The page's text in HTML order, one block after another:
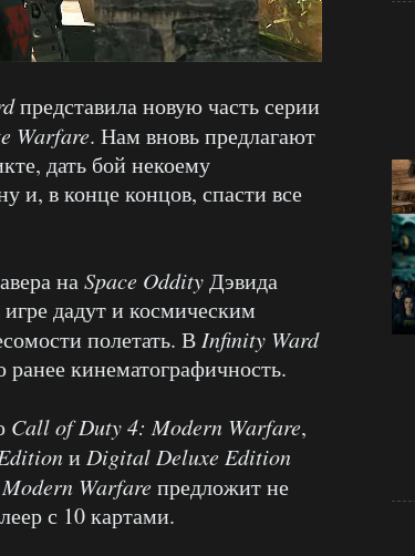
представила новую часть серии
Warfare. Нам вновь предлагают
дать бой некоему
и, в конце концов, спасти все
наSpace OddityДэвида
дадут и космическим
полетать. В Infinity Ward
кинематографичность.
Call of Duty 4: Modern Warfare,
и Digital Deluxe Edition
Modern Warfareпредложит не
с 10 картами.